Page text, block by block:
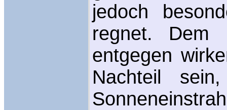
jedoch
regnet. Dem
entgegen
Nachteil